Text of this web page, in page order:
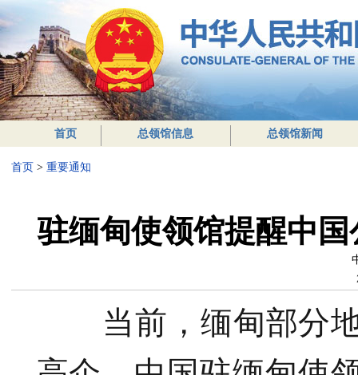
首页 总领馆信息 总领馆新闻
首页 > 重要通知
驻缅甸使领馆提醒中
当前，缅甸部分地